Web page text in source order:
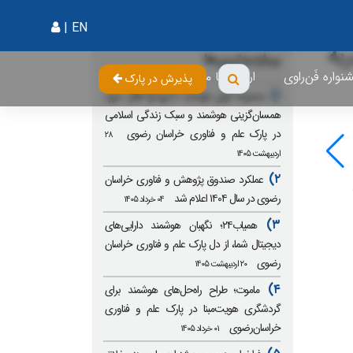
EN
|
فَن‌راوی ارتباط با ما پذیرش در پارک
پربازدیدترین‌ها
مجموعه آوای هوشمند آدم‌وحوا فعال حوزه
همسان‌گزینی هوشمند و سبک زندگی اسلامی
در پارک علم و فناوری خراسان رضوی
۲۸
اردیبهشت ۱۴۰۵
۲)
عملکرد صندوق پژوهش و فناوری خراسان
رضوی در سال ۱۴۰۴ اعلام شد
۰۴ خرداد ۱۴۰۵
۳)
همیاب۲۴؛ نگهبان هوشمند دارایی‌های
دیجیتال شما، از دل پارک علم و فناوری خراسان
رضوی
۲۰ اردیبهشت ۱۴۰۵
۴)
ماموت؛ طراح راه‌حل‌های هوشمند برای
گردشگری هویت‌مبنا در پارک علم و فناوری
خراسان‌رضوی
۰۱ خرداد ۱۴۰۵